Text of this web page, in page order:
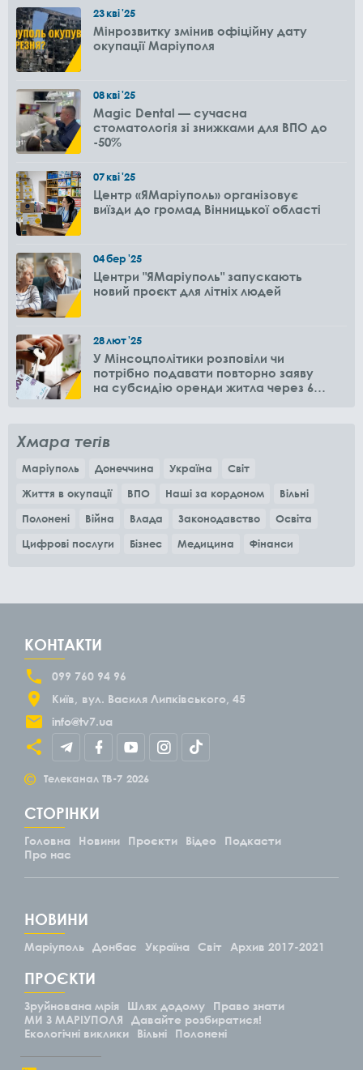
23кві'25
Мінрозвитку змінив офіційну дату
окупації Маріуполя
08кві'25
Magic Dental — сучасна
стоматологія зі знижками для ВПО до
-50%
07кві'25
Центр «ЯМаріуполь» організовує
виїзди до громад Вінницької області
04бер'25
Центри "ЯМаріуполь" запускають
новий проєкт для літніх людей
28лют'25
У Мінсоцполітики розповіли чи
потрібно подавати повторно заяву
на субсидію оренди житла через 6
Хмара тегів
Маріуполь Донеччина Україна
Світ
Життя в окупації
ВПО Наші за кордоном
Вільні
Полонені
Війна Влада Законодавство
Освіта
Цифрові послуги
Бізнес Медицина Фінанси
КОНТАКТИ
099 760 94 96
Київ
вул. Василя Липківського, 45
info@tv7.ua
© Телеканал ТВ-7 2026
СТОРІНКИ
Головна Новини Проєкти Відео
Подкасти
Про нас
НОВИНИ
Маріуполь Донбас Україна Світ Архив 2017-2021
ПРОЄКТИ
Зруйнована мрія Шлях додому
Право знати
МИ З МАРІУПОЛЯ
Давайте розбиратися!
Екологічні виклики
Вільні Полонені